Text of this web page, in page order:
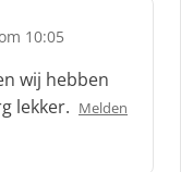
10:05
wij hebben
lekker. Melden